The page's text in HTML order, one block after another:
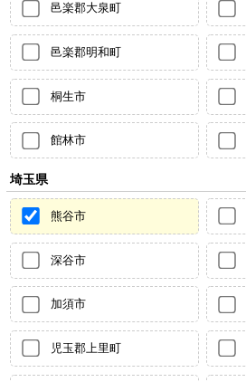
邑楽郡大泉町
邑楽郡明和町
桐生市
館林市
埼玉県
熊谷市
深谷市
加須市
児玉郡上里町